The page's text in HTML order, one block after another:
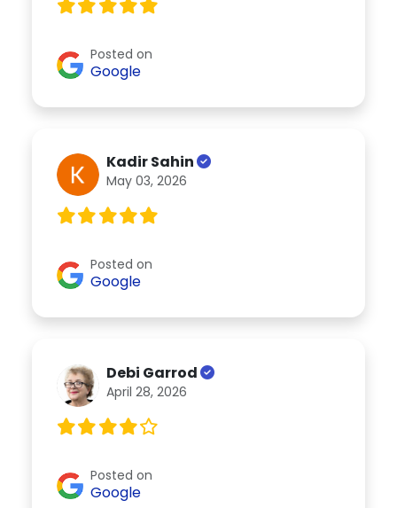
Posted on
Google
Kadir Sahin
May 03, 2026
Posted on
Google
Debi Garrod
April 28, 2026
Posted on
Google